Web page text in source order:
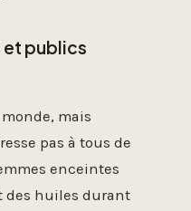
publics
mais
pas à tous de
enceintes
des huiles durant